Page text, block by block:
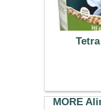
MORE